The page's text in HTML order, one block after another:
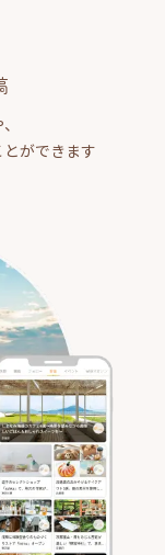
ができます